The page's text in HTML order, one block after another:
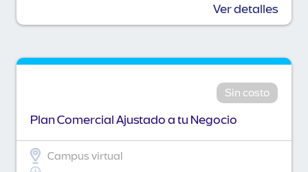
Ver detalles
Sin costo
Plan Comercial Ajustado a tu Negocio
Campus virtual